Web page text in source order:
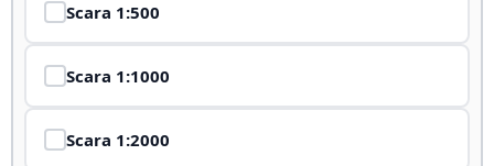
Scara 1:500
Scara 1:1000
Scara 1:2000